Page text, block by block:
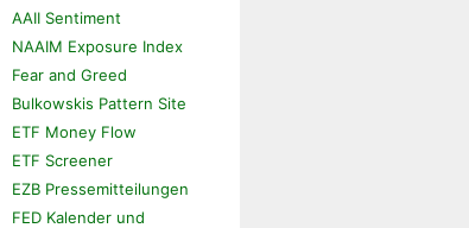
AAII Sentiment
NAAIM Exposure Index
Fear and Greed
Bulkowskis Pattern Site
ETF Money Flow
ETF Screener
EZB Pressemitteilungen
FED Kalender und